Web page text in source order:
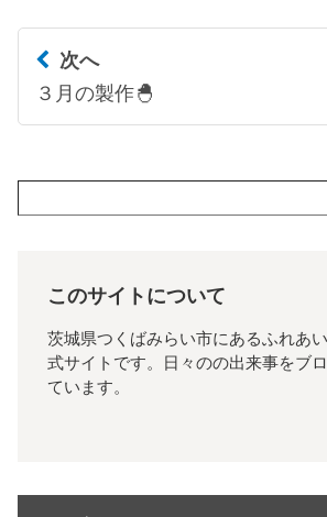
次へ
３月の製作🐣
このサイトについて
茨城県つくばみらい市にあるふれあ
式サイトです。日々のの出来事をブ
ています。